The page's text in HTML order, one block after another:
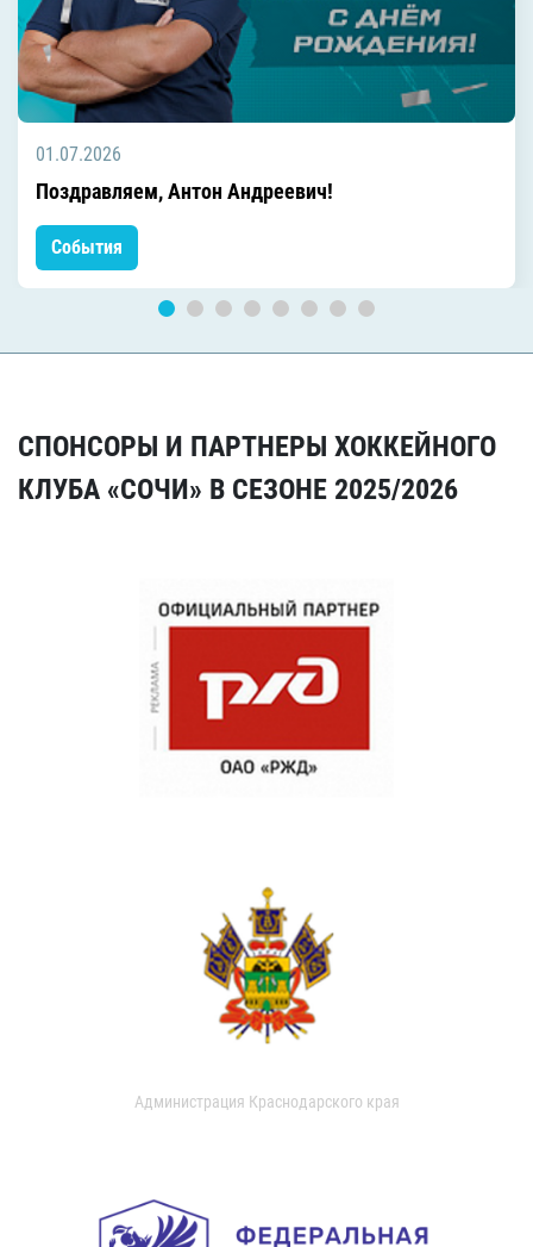
01.07.2026
Поздравляем, Антон Андреевич!
События
СПОНСОРЫ И ПАРТНЕРЫ ХОККЕЙНОГО
КЛУБА «СОЧИ» В СЕЗОНЕ 2025/2026
Администрация Краснодарского края